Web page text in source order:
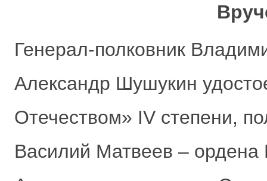
Генерал-полковник
Александр Шушукин
Отечеством» IV степени,
Василий Матвеев –